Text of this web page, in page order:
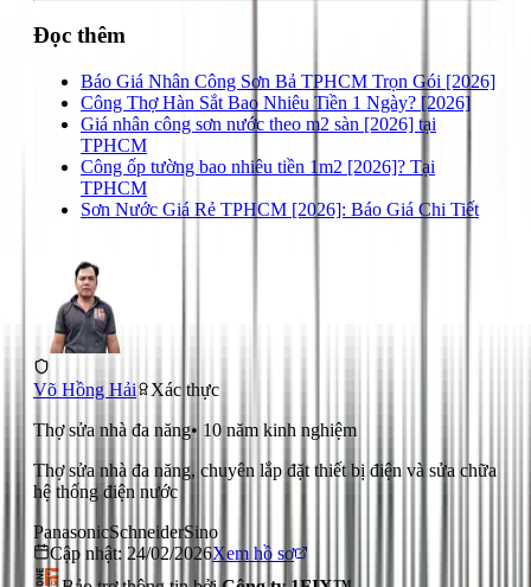
Đọc thêm
Báo Giá Nhân Công Sơn Bả TPHCM Trọn Gói [2026]
Công Thợ Hàn Sắt Bao Nhiêu Tiền 1 Ngày? [2026]
Giá nhân công sơn nước theo m2 sàn [2026] tại
TPHCM
Công ốp tường bao nhiêu tiền 1m2 [2026]? Tại
TPHCM
Sơn Nước Giá Rẻ TPHCM [2026]: Báo Giá Chi Tiết
Võ Hồng Hải
Xác thực
Thợ sửa nhà đa năng• 10 năm kinh nghiệm
Thợ sửa nhà đa năng, chuyên lắp đặt thiết bị điện và sửa chữa
hệ thống điện nước
PanasonicSchneiderSino
Cập nhật: 24/02/2026Xem hồ sơ